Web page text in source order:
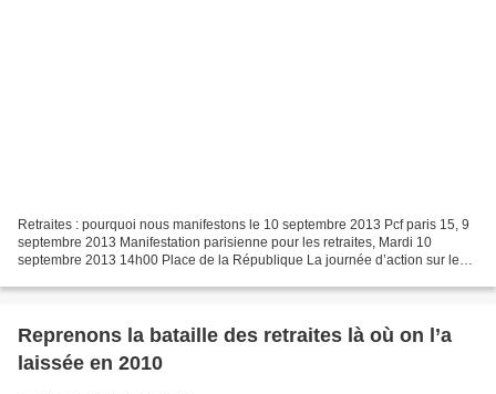
Retraites : pourquoi nous manifestons le 10 septembre 2013 Pcf paris 15, 9
septembre 2013 Manifestation parisienne pour les retraites, Mardi 10
septembre 2013 14h00 Place de la République La journée d’action sur les
Reprenons la bataille des retraites là où on l’a
laissée en 2010